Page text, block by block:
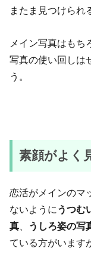
またま見つけられ
メイン写真はもち
写真の使い回しは
う。
素顔がよく
恋活がメインのマ
ないように うつむ
真
うしろ姿の写
ている方がいます